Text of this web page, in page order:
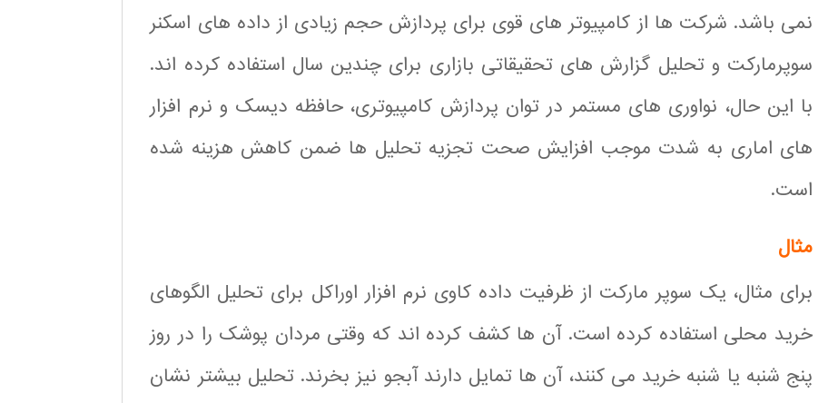
نمی باشد. شرکت ها از کامپیوتر های قوی برای پردازش حجم زیادی از داده های اسکنر
سوپرمارکت و تحلیل گزارش های تحقیقاتی بازاری برای چندین سال استفاده کرده اند.
با این حال، نواوری های مستمر در توان پردازش کامپیوتری، حافظه دیسک و نرم افزار
های اماری به شدت موجب افزایش صحت تجزیه تحلیل ها ضمن کاهش هزینه شده
است.
مثال
برای مثال، یک سوپر مارکت از ظرفیت داده کاوی نرم افزار اوراکل برای تحلیل الگوهای
خرید محلی استفاده کرده است. آن ها کشف کرده اند که وقتی مردان پوشک را در روز
پنج شنبه یا شنبه خرید می کنند، آن ها تمایل دارند آبجو نیز بخرند. تحلیل بیشتر نشان